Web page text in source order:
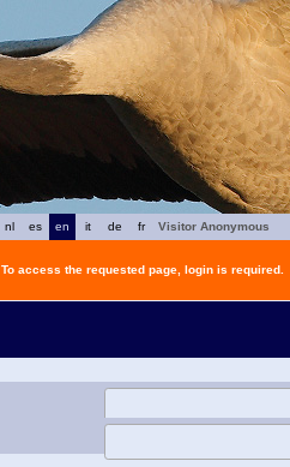
fr
de
it
en
es
nl
Visitor Anonymous
To access the requested page, login is required.